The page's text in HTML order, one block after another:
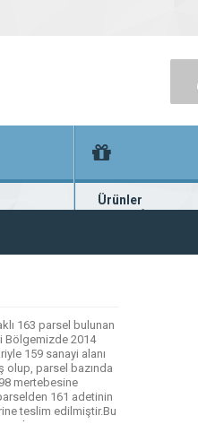
ilanlar
Ürünler
Binlerce firma ürünü
163 parsel bulunan
Bölgemizde 2014
159 sanayi alanı
olup, parsel bazında
mertebesine
161 adetinin
teslim edilmiştir.Bu
Burgman,